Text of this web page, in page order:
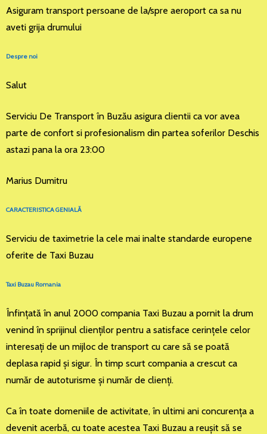
Asiguram transport persoane de la/spre aeroport ca sa nu
aveti grija drumului
Despre noi
Salut
Serviciu De Transport în Buzău asigura clientii ca vor avea
parte de confort si profesionalism din partea soferilor Deschis
astazi pana la ora 23:00
Marius Dumitru
CARACTERISTICA GENIALĂ
Serviciu de taximetrie la cele mai inalte standarde europene
oferite de Taxi Buzau
Taxi Buzau Romania
Înfinţată în anul 2000 compania Taxi Buzau a pornit la drum
venind în sprijinul clienţilor pentru a satisface cerinţele celor
interesaţi de un mijloc de transport cu care să se poată
deplasa rapid şi sigur. În timp scurt compania a crescut ca
număr de autoturisme şi număr de clienţi.
Ca în toate domeniile de activitate, în ultimi ani concurenţa a
devenit acerbă, cu toate acestea Taxi Buzau a reuşit să se